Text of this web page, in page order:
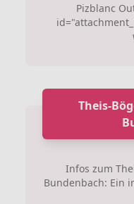
Pizblanc
Theis-
Infos zum
Bundenbach: Ein